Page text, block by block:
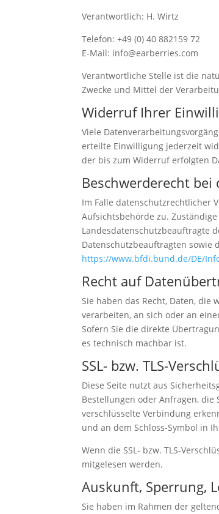
Verantwortlich: H. Wirtz
Telefon: +49 (0) 40 882159 72
E-Mail: info@earberries.com
Verantwortliche Stelle ist die
Zwecke und Mittel der
Widerruf Ihrer
Viele
erteilte Einwilligung jederzeit
der bis zum Widerruf erfolgten
Beschwerderecht
Im Falle datenschutzrechtlicher
Aufsichtsbehörde zu.
Landesdatenschutzbeauftragte
Datenschutzbeauftragten sowie
https://www.bfdi.bund.de/DE/
Recht auf
Sie haben das Recht, Daten,
verarbeiten, an sich oder an
Sofern Sie die direkte
es technisch machbar ist.
SSL- bzw. TLS-
Diese Seite nutzt aus
Bestellungen oder Anfragen, die
verschlüsselte Verbindung
und an dem Schloss-Symbol in
Wenn die SSL- bzw. TLS-
mitgelesen werden.
Auskunft, Sperrung,
Sie haben im Rahmen der